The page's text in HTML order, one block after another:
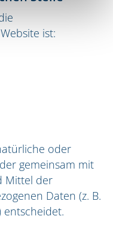
ist:
oder
gemeinsam mit
Mittel der
Daten (z. B.
entscheidet.